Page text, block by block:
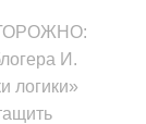
И.
логики»